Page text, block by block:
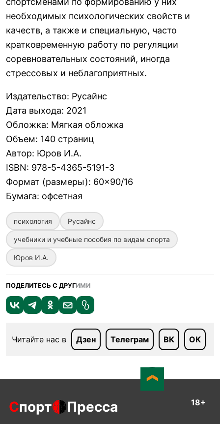
необходимых психологических свойств и
качеств, а также и специальную, часто
кратковременную работу по регуляции
соревновательных состояний, иногда
стрессовых и неблагоприятных.
Издательство: Русайнс
Дата выхода: 2021
Обложка: Мягкая обложка
Объем: 140 страниц
Автор: Юров И.А.
ISBN: 978-5-4365-5191-3
Формат (размеры): 60×90/16
Бумага: офсетная
психология Русайнс
учебники и учебные пособия по видам спорта
Юров И.А.
ПОДЕЛИТЕСЬ С ДРУГИМИ
Читайте нас в Дзен Телеграм ВК ОК
Спорт Пресса 18+